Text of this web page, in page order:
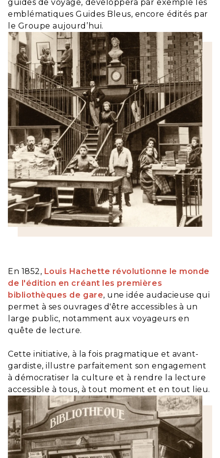
guides de voyage, développera par exemple les
emblématiques Guides Bleus, encore édités par
le Groupe aujourd’hui.
En 1852, Louis Hachette révolutionne le monde
de l'édition en créant les premières
bibliothèques de gare, une idée audacieuse qui
permet à ses ouvrages d'être accessibles à un
large public, notamment aux voyageurs en
quête de lecture.
Cette initiative, à la fois pragmatique et avant-
gardiste, illustre parfaitement son engagement
à démocratiser la culture et à rendre la lecture
accessible à tous, à tout moment et en tout lieu.